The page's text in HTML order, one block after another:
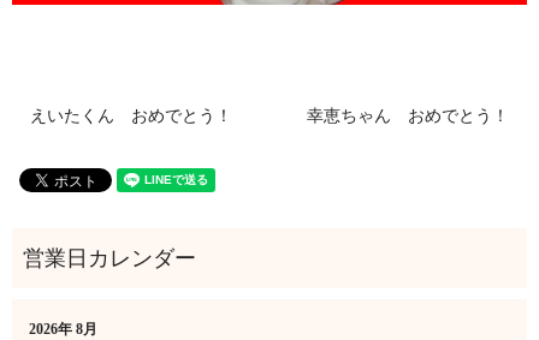
えいたくん おめでとう！ 幸恵ちゃん おめでとう！
2026年 8月